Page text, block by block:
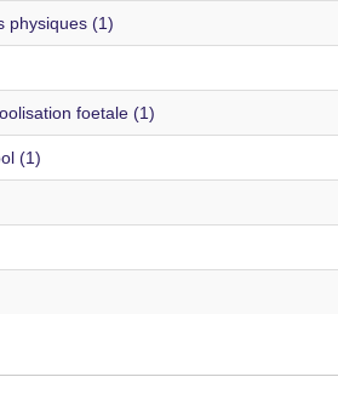
physiques (1)
foetale (1)
(1)